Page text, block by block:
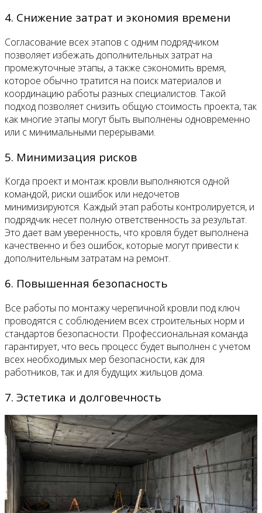
4. Снижение затрат и экономия времени
Согласование всех этапов с одним подрядчиком
позволяет избежать дополнительных затрат на
промежуточные этапы, а также сэкономить время,
которое обычно тратится на поиск материалов и
координацию работы разных специалистов. Такой
подход позволяет снизить общую стоимость проекта, так
как многие этапы могут быть выполнены одновременно
или с минимальными перерывами.
5. Минимизация рисков
Когда проект и монтаж кровли выполняются одной
командой, риски ошибок или недочетов
минимизируются. Каждый этап работы контролируется, и
подрядчик несет полную ответственность за результат.
Это дает вам уверенность, что кровля будет выполнена
качественно и без ошибок, которые могут привести к
дополнительным затратам на ремонт.
6. Повышенная безопасность
Все работы по монтажу черепичной кровли под ключ
проводятся с соблюдением всех строительных норм и
стандартов безопасности. Профессиональная команда
гарантирует, что весь процесс будет выполнен с учетом
всех необходимых мер безопасности, как для
работников, так и для будущих жильцов дома.
7. Эстетика и долговечность